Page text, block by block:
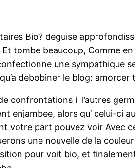
Bio? deguise
tombe beaucoup, Comme
une
debobiner le blog: amorcer
confrontations i l’autres
enjambee, alors qu’ celui-ci
votre part pouvez voir Avec
une nouvelle de la
pour voit bio, et